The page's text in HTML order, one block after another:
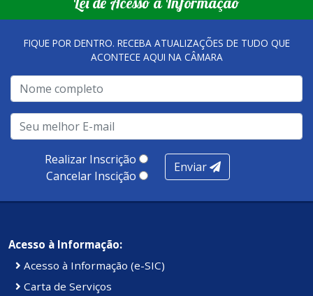
FIQUE POR DENTRO. RECEBA ATUALIZAÇÕES DE TUDO QUE
ACONTECE AQUI NA CÂMARA
Realizar Inscrição
Cancelar Inscição
Enviar
Acesso à Informação:
Acesso à Informação (e-SIC)
Carta de Serviços